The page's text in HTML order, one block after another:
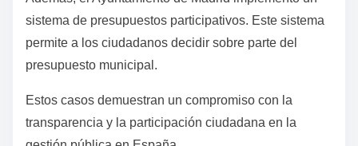
sistema de presupuestos participativos. Este sistema
permite a los ciudadanos decidir sobre parte del
presupuesto municipal.
Estos casos demuestran un compromiso con la
transparencia y la participación ciudadana en la